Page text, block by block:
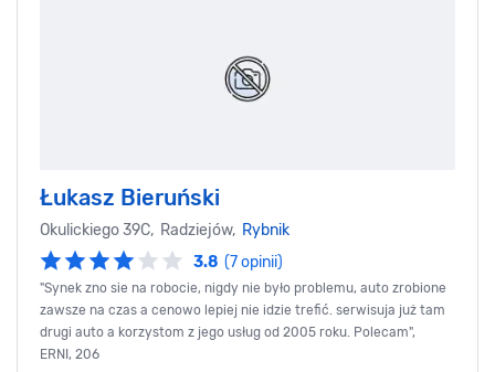
Łukasz Bieruński
Okulickiego 39C, Radziejów, Rybnik
3.8 (7 opinii)
"Synek zno sie na robocie, nigdy nie było problemu, auto zrobione
zawsze na czas a cenowo lepiej nie idzie trefić. serwisuja już tam
drugi auto a korzystom z jego usług od 2005 roku. Polecam",
ERNI, 206